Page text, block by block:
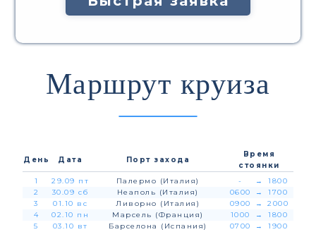
Маршрут круиза
День Дата Порт захода
Время
стоянки
1
29.09 пт Палермо (Италия) - →
1800
2
30.09 сб Неаполь (Италия) 0600 →
1700
3
01.10 вс Ливорно (Италия) 0900 →
2000
4
02.10 пн Марсель (Франция) 1000 →
1800
5
03.10 вт Барселона (Испания) 0700 →
1900